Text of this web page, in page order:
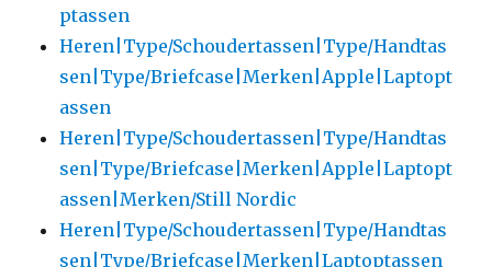
ptassen
Heren|Type/Schoudertassen|Type/Handtas
sen|Type/Briefcase|Merken|Apple|Laptopt
assen
Heren|Type/Schoudertassen|Type/Handtas
sen|Type/Briefcase|Merken|Apple|Laptopt
assen|Merken/Still Nordic
Heren|Type/Schoudertassen|Type/Handtas
sen|Type/Briefcase|Merken|Laptoptassen